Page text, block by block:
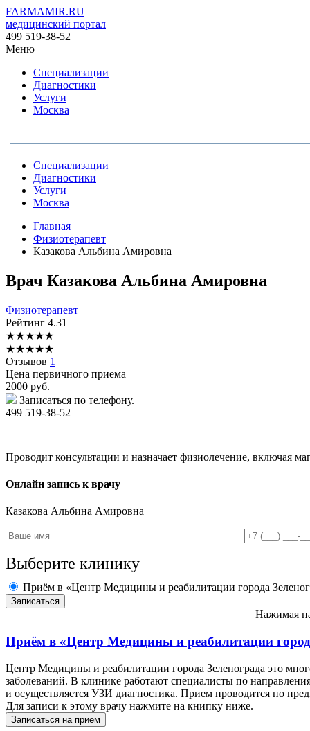
FARMAMIR.RU
медицинский портал
499 519-38-52
Меню
Специализации
Диагностики
Услуги
Москва
Специализации
Диагностики
Услуги
Москва
Главная
Физиотерапевт
Казакова Альбина Амировна
Врач Казакова Альбина Амировна
Физиотерапевт
Рейтинг 4.31
★★★★★
★★★★★
Отзывов 1
Цена первичного приема
2000 руб.
Записаться по телефону.
499 519-38-52
Проводит консультации и назначает физиолечение, включая
Онлайн запись к врачу
Казакова Альбина Амировна
Выберите клинику
Приём в «Центр Медицины и реабилитации города
Нажимая
Приём в «Центр Медицины и реабилитации
Центр Медицины и реабилитации города Зеленограда это
заболеваний. В клинике работают специалисты по
и осуществляется УЗИ диагностика. Прием проводится по
Для записи к этому врачу нажмите на книпку ниже.
Записаться на прием